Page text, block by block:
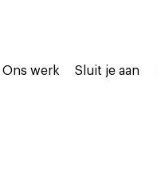
Ons werk Sluit je aan